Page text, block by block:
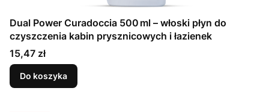
Dual Power Curadoccia 500 ml – włoski płyn do
czyszczenia kabin prysznicowych i łazienek
Cena
15,47 zł
Do koszyka